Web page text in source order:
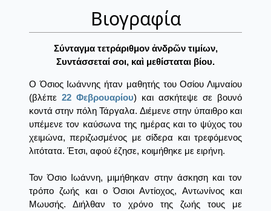
Βιογραφία
Σύνταγμα τετράριθμον ἀνδρῶν τιμίων,
Συντάσσεταί σοι, καὶ μεθίσταται βίου.
Ο Όσιος Ιωάννης ήταν μαθητής του Οσίου Λιμναίου
(βλέπε 22 Φεβρουαρίου) και ασκήτεψε σε βουνό
κοντά στην πόλη Τάργαλα. Διέμενε στην ύπαιθρο και
υπέμενε τον καύσωνα της ημέρας και το ψύχος του
χειμώνα, περιζωσμένος με σίδερα και τρεφόμενος
λιτότατα. Έτσι, αφού έζησε, κοιμήθηκε με ειρήνη.
Τον Όσιο Ιωάννη, μιμήθηκαν στην άσκηση και τον
τρόπο ζωής και ο Όσιοι Αντίοχος, Αντωνίνος και
Μωυσής. Διήλθαν το χρόνο της ζωής τους με